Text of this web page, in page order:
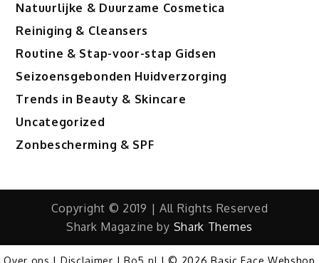
Natuurlijke & Duurzame Cosmetica
Reiniging & Cleansers
Routine & Stap-voor-stap Gidsen
Seizoensgebonden Huidverzorging
Trends in Beauty & Skincare
Uncategorized
Zonbescherming & SPF
Copyright © 2019 | All Rights Reserved
Shark Magazine by Shark Themes